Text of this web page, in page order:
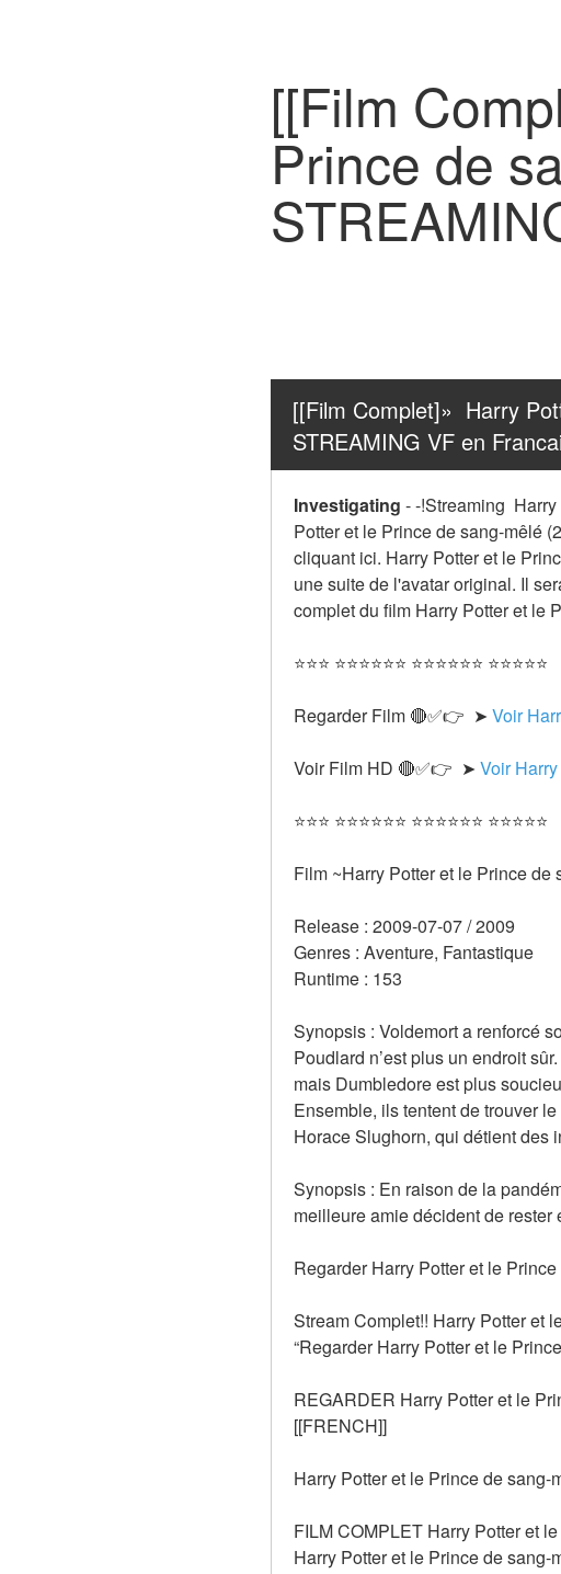
[[Film
Prince de
[[Film Complet]»  Harry
STREAMING VF en
Investigating --!Streaming
Potter et le Prince de sang-mêlé
cliquant ici. Harry Potter et le
une suite de l'avatar original. Il
complet du film Harry Potter et le
⭐⭐⭐ ⭐⭐⭐⭐⭐⭐ ⭐⭐⭐⭐⭐⭐ ⭐⭐⭐⭐⭐
Regarder Film 🔴✅👉  ➤ Voir
Voir Film HD 🔴✅👉  ➤ Voir
⭐⭐⭐ ⭐⭐⭐⭐⭐⭐ ⭐⭐⭐⭐⭐⭐ ⭐⭐⭐⭐⭐
Film ~Harry Potter et le Prince
Release : 2009-07-07 / 2009
Genres : Aventure, Fantastique
Runtime : 153
Synopsis : Voldemort a renforcé
Poudlard n’est plus un endroit
mais Dumbledore est plus
Ensemble, ils tentent de trouver
Horace Slughorn, qui détient des
Synopsis : En raison de la
meilleure amie décident de
Regarder Harry Potter et le
Stream Complet!! Harry Potter et
“Regarder Harry Potter et le
REGARDER Harry Potter et le
[[FRENCH]]
Harry Potter et le Prince de
FILM COMPLET Harry Potter et
Harry Potter et le Prince de